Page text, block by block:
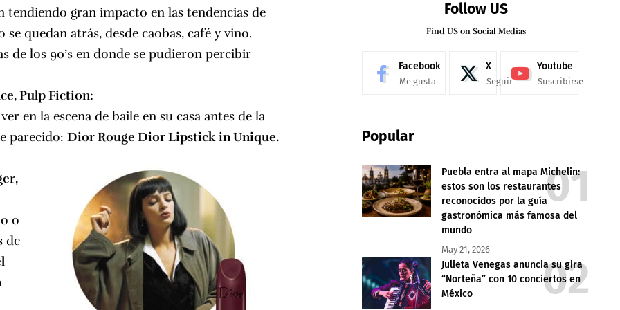
tendiendo gran impacto en las tendencias de
quedan atrás, desde caobas, café y vino.
de los 90’s en donde se pudieron percibir
Pulp Fiction:
en la escena de baile en su casa antes de la
parecido:Dior Rouge Dior Lipstick in Unique.
o
de
Follow US
Find US on Social Medias
Facebook
Me gusta
X
Seguir
Youtube
Suscribirse
Popular
Puebla entra al mapa Michelin:
estos son los restaurantes
reconocidos por la guía
gastronómica más famosa del
mundo
May 21, 2026
Julieta Venegas anuncia su gira
“Norteña” con 10 conciertos en
México